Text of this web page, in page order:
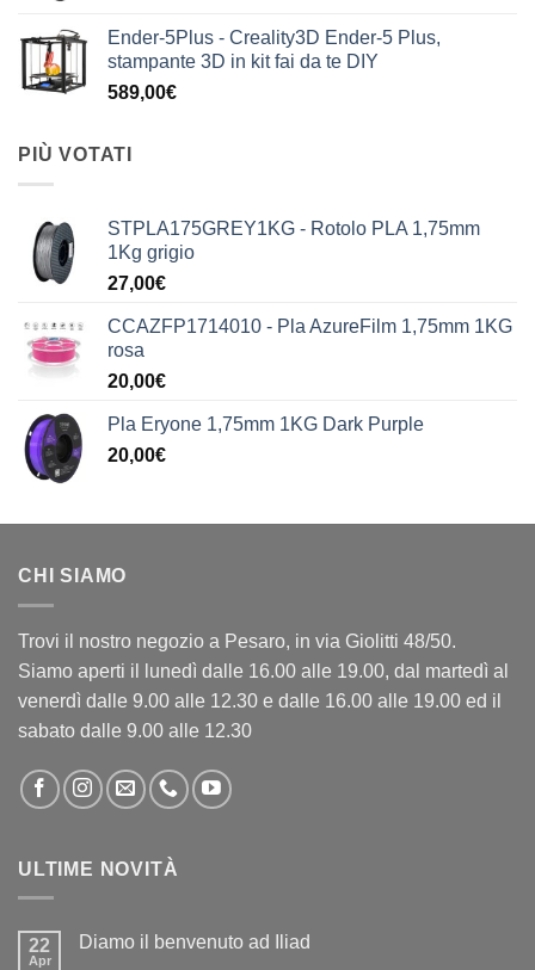
Ender-5Plus - Creality3D Ender-5 Plus,
stampante 3D in kit fai da te DIY
589,00€
PIÙ VOTATI
STPLA175GREY1KG - Rotolo PLA 1,75mm
1Kg grigio
27,00€
CCAZFP1714010 - Pla AzureFilm 1,75mm 1KG
rosa
20,00€
Pla Eryone 1,75mm 1KG Dark Purple
20,00€
CHI SIAMO
Trovi il nostro negozio a Pesaro, in via Giolitti 48/50.
Siamo aperti il lunedì dalle 16.00 alle 19.00, dal martedì al
venerdì dalle 9.00 alle 12.30 e dalle 16.00 alle 19.00 ed il
sabato dalle 9.00 alle 12.30
ULTIME NOVITÀ
22
Apr
Diamo il benvenuto ad Iliad